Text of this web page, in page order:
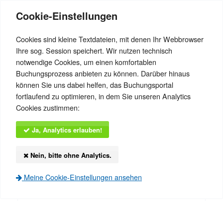
Cookie-Einstellungen
Cookies sind kleine Textdateien, mit denen Ihr Webbrowser
Ihre sog. Session speichert. Wir nutzen technisch
notwendige Cookies, um einen komfortablen
Buchungsprozess anbieten zu können. Darüber hinaus
können Sie uns dabei helfen, das Buchungsportal
fortlaufend zu optimieren, in dem Sie unseren Analytics
Cookies zustimmen:
Ja, Analytics erlauben!
Nein, bitte ohne Analytics.
Meine Cookie-Einstellungen ansehen
Menü einblenden
Suche und Filter
zurück zur Übersicht
Veranstaltungsinformationen
TSV Eintracht Wolfshagen
23.03. bis 27.03.2026